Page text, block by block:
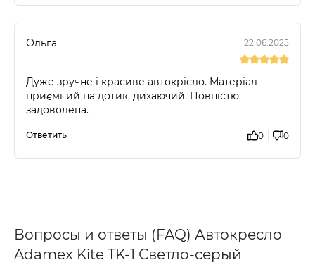
Ольга 22.06.2025
Дуже зручне і красиве автокрісло. Матеріал
приємний на дотик, дихаючий. Повністю
задоволена.
Ответить 0 0
Вопросы и ответы (FAQ) Автокресло
Adamex Kite TK-1 Светло-серый